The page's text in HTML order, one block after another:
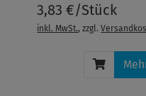
3,83 €/Stück
inkl. MwSt., zzgl.